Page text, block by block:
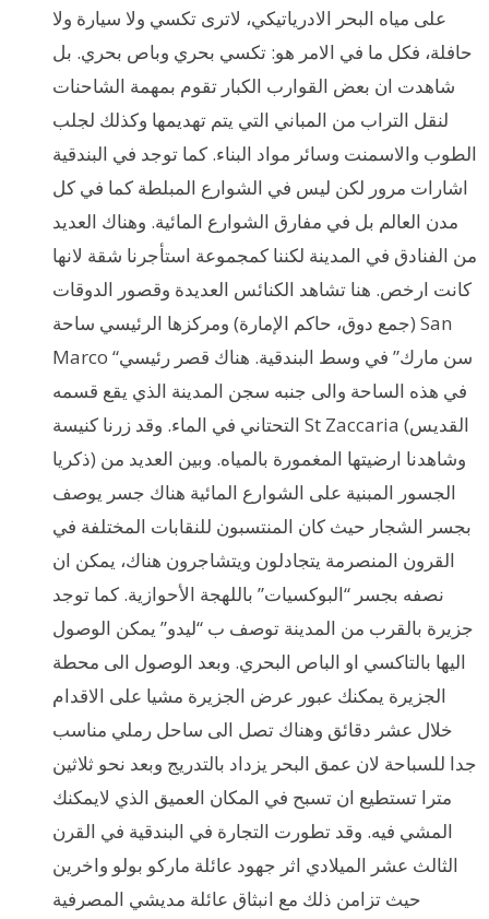
على مياه البحر الادرياتيكي، لاترى تكسي ولا سيارة ولا
حافلة، فكل ما في الامر هو: تكسي بحري وباص بحري. بل
شاهدت ان بعض القوارب الكبار تقوم بمهمة الشاحنات
لنقل التراب من المباني التي يتم تهديمها وكذلك لجلب
الطوب والاسمنت وسائر مواد البناء. كما توجد في البندقية
اشارات مرور لكن ليس في الشوارع المبلطة كما في كل
مدن العالم بل في مفارق الشوارع المائية. وهناك العديد
من الفنادق في المدينة لكننا كمجموعة استأجرنا شقة لانها
كانت ارخص. هنا تشاهد الكنائس العديدة وقصور الدوقات
(جمع دوق، حاكم الإمارة) ومركزها الرئيسي ساحة San
Marco “سن مارك” في وسط البندقية. هناك قصر رئيسي
في هذه الساحة والى جنبه سجن المدينة الذي يقع قسمه
التحتاني في الماء. وقد زرنا كنيسة St Zaccaria (القديس
ذكريا) وشاهدنا ارضيتها المغمورة بالمياه. وبين العديد من
الجسور المبنية على الشوارع المائية هناك جسر يوصف
بجسر الشجار حيث كان المنتسبون للنقابات المختلفة في
القرون المنصرمة يتجادلون ويتشاجرون هناك، يمكن ان
نصفه بجسر “البوكسيات” باللهجة الأحوازية. كما توجد
جزيرة بالقرب من المدينة توصف ب “ليدو” يمكن الوصول
اليها بالتاكسي او الباص البحري. وبعد الوصول الى محطة
الجزيرة يمكنك عبور عرض الجزيرة مشيا على الاقدام
خلال عشر دقائق وهناك تصل الى ساحل رملي مناسب
جدا للسباحة لان عمق البحر يزداد بالتدريج وبعد نحو ثلاثين
مترا تستطيع ان تسبح في المكان العميق الذي لايمكنك
المشي فيه. وقد تطورت التجارة في البندقية في القرن
الثالث عشر الميلادي اثر جهود عائلة ماركو بولو واخرين
حيث تزامن ذلك مع انبثاق عائلة مديشي المصرفية